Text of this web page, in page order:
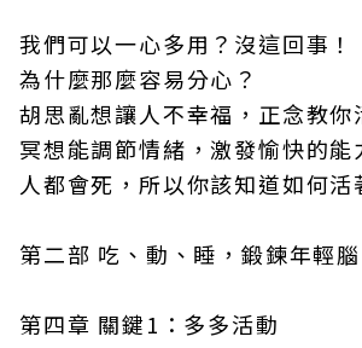
我們可以一心多用？沒這回事！
為什麼那麼容易分心？
胡思亂想讓人不幸福，正念教你
冥想能調節情緒，激發愉快的能
人都會死，所以你該知道如何活
第二部 吃、動、睡，鍛鍊年輕腦
第四章 關鍵1：多多活動